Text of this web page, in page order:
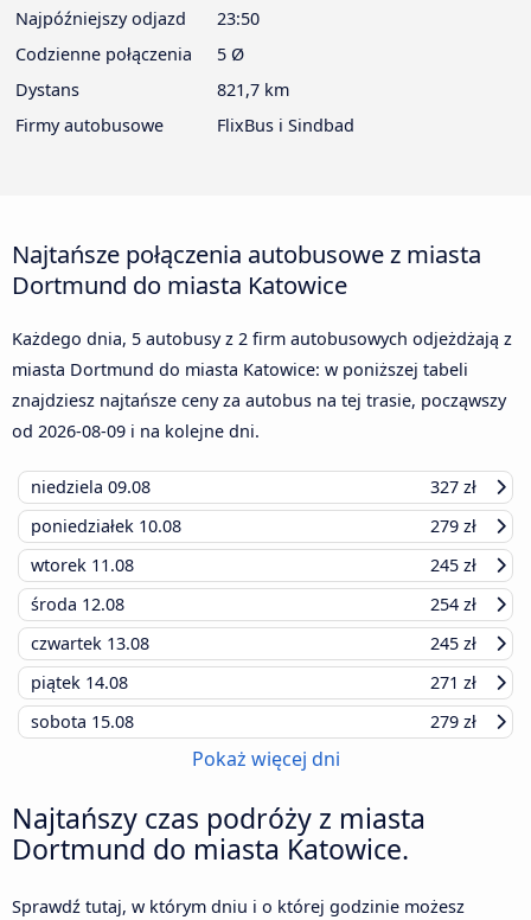
Najpóźniejszy odjazd
23:50
Codzienne połączenia
5 Ø
Dystans
821,7 km
Firmy autobusowe
FlixBus i Sindbad
Najtańsze połączenia autobusowe z miasta
Dortmund do miasta Katowice
Każdego dnia, 5 autobusy z 2 firm autobusowych odjeżdżają z
miasta Dortmund do miasta Katowice: w poniższej tabeli
znajdziesz najtańsze ceny za autobus na tej trasie, począwszy
od 2026-08-09 i na kolejne dni.
niedziela 09.08
327 zł
poniedziałek 10.08
279 zł
wtorek 11.08
245 zł
środa 12.08
254 zł
czwartek 13.08
245 zł
piątek 14.08
271 zł
sobota 15.08 279 zł
Pokaż więcej dni
Najtańszy czas podróży z miasta
Dortmund do miasta Katowice.
Sprawdź tutaj, w którym dniu i o której godzinie możesz